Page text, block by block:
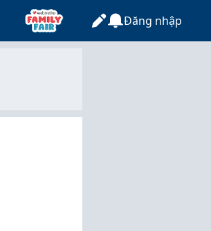
Đăng nhập